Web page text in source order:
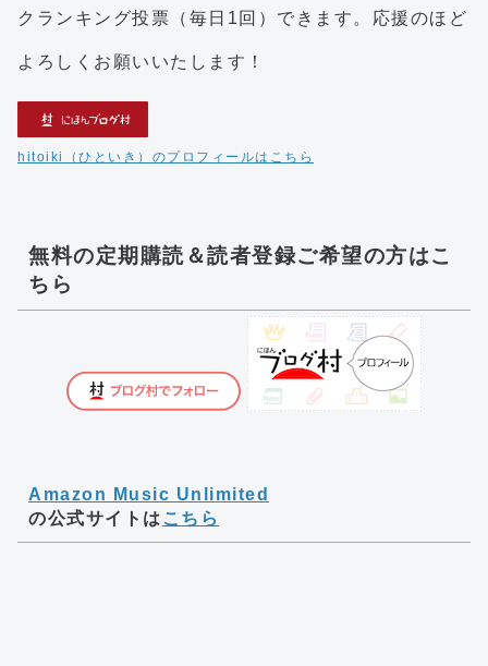
クランキング投票（毎日1回）できます。応援のほど
よろしくお願いいたします！
hitoiki（ひといき）のプロフィールはこちら
無料の定期購読＆読者登録ご希望の方はこ
ちら
Amazon Music Unlimited
の公式サイトは こちら